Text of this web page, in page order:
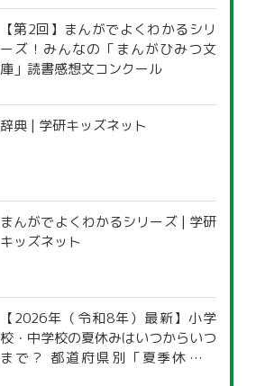
【第2回】まんがでよくわかるシリ
ーズ！みんなの「まんがひみつ文
庫」読書感想文コンクール
辞典 | 学研キッズネット
まんがでよくわかるシリーズ | 学研
キッズネット
【2026年（令和8年）最新】小学
校・中学校の夏休みはいつからいつ
まで？ 都道府県別「夏季休暇一